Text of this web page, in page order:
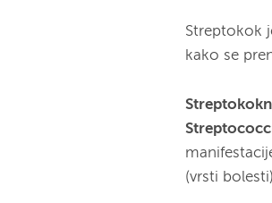
Streptokok
kako se
(vrsti